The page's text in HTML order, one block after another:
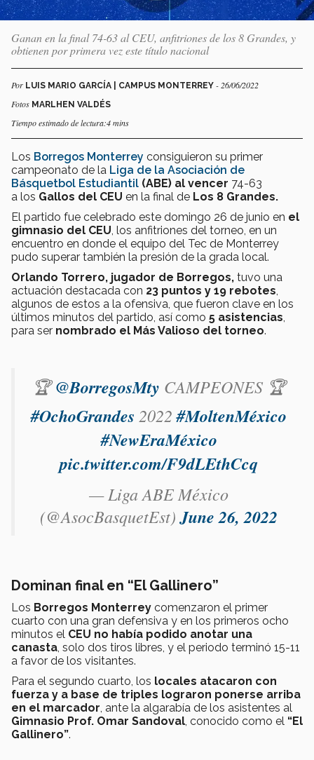
Ganan en la final 74-63 al CEU, anfitriones de los 8 Grandes, y
obtienen por primera vez este título nacional
Por LUIS MARIO GARCÍA | CAMPUS MONTERREY - 26/06/2022
Fotos MARLHEN VALDÉS
Tiempo estimado de lectura:4 mins
Los Borregos Monterrey consiguieron su primer
campeonato de la Liga de la Asociación de
Básquetbol Estudiantil (ABE) al vencer 74-63
a los Gallos del CEU en la final de Los 8 Grandes.
El partido fue celebrado este domingo 26 de junio en el
gimnasio del CEU , los anfitriones del torneo, en un
encuentro en donde el equipo del Tec de Monterrey
pudo superar también la presión de la grada local.
Orlando Torrero, jugador de Borregos, tuvo una
actuación destacada con 23 puntos y 19 rebotes
algunos de estos a la ofensiva, que fueron clave en los
últimos minutos del partido, así como 5 asistencias
para ser nombrado el Más Valioso del torneo.
🏆@BorregosMty CAMPEONES 🏆
#OchoGrandes 2022#MoltenMéxico
#NewEraMéxico
pic.twitter.com/F9dLEthCcq
— Liga ABE México
(@AsocBasquetEst)June 26, 2022
Dominan final en “El Gallinero”
Los Borregos Monterrey comenzaron el primer
cuarto con una gran defensiva y en los primeros ocho
minutos el CEU no había podido anotar una
canasta , solo dos tiros libres, y el periodo terminó 15-11
a favor de los visitantes.
Para el segundo cuarto, los locales atacaron con
fuerza y a base de triples lograron ponerse arriba
en el marcador , ante la algarabía de los asistentes al
Gimnasio Prof. Omar Sandoval , conocido como el “El
Gallinero”.